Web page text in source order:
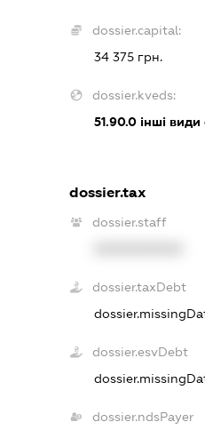
dossier.capital:
34 375 грн.
dossier.kveds:
51.90.0інші види
dossier.tax
dossier.staff
dossier.taxDebt
dossier.esvDebt
dossier.ndsPayer